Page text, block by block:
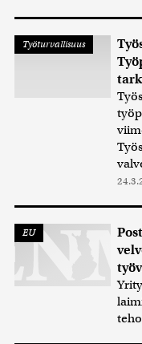
Työturvallisuus
EU